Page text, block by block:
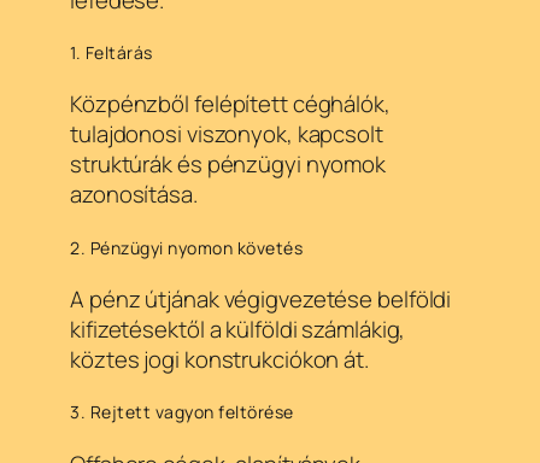
1. Feltárás
Közpénzből felépített céghálók,
tulajdonosi viszonyok, kapcsolt
struktúrák és pénzügyi nyomok
azonosítása.
2. Pénzügyi nyomon követés
A pénz útjának végigvezetése belföldi
kifizetésektől a külföldi számlákig,
köztes jogi konstrukciókon át.
3. Rejtett vagyon feltörése